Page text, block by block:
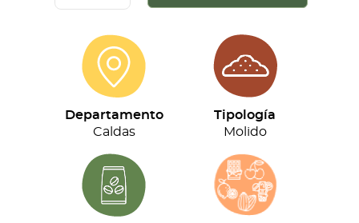
Tripack
c/u)
cantidad
Departamento
Caldas
Tipología
Molido